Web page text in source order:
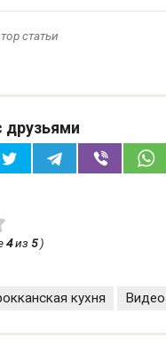
статьи
друзьями
4из 5)
кухня